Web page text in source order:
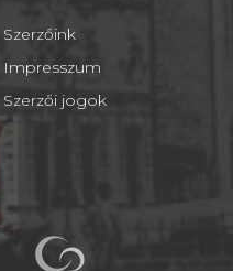
Szerzőink
Impresszum
Szerzői jogok